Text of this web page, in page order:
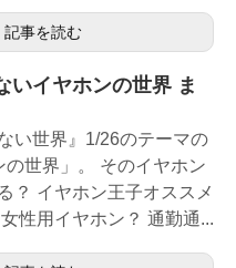
記事を読む
いイヤホンの世界 ま
い世界』1/26のテーマの
の世界」。 そのイヤホン
？ イヤホン王子オススメ
性用イヤホン？ 通勤通...